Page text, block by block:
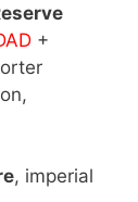
+
, imperial